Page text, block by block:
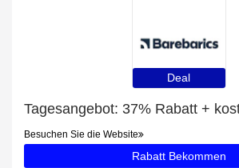
Deal
Besuchen Sie die Website
Rabatt Bekommen